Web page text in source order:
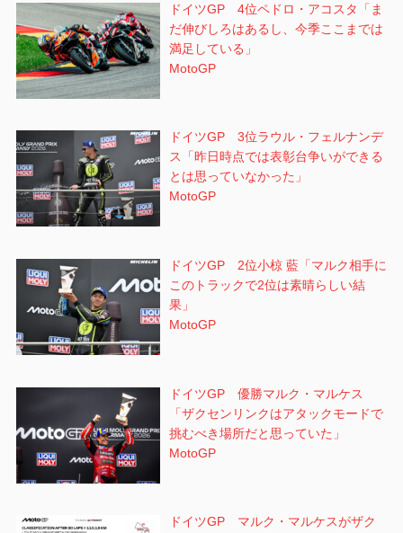
ドイツGP 4位ペドロ・アコスタ「ま
だ伸びしろはあるし、今季ここまでは
満足している」
MotoGP
ドイツGP 3位ラウル・フェルナンデ
ス「昨日時点では表彰台争いができる
とは思っていなかった」
MotoGP
ドイツGP 2位小椋 藍「マルク相手に
このトラックで2位は素晴らしい結
果」
MotoGP
ドイツGP 優勝マルク・マルケス
「ザクセンリンクはアタックモードで
挑むべき場所だと思っていた」
MotoGP
ドイツGP マルク・マルケスがザク